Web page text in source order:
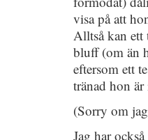
visa på att
Alltså kan ett
bluff (om än
eftersom ett
tränad hon
(Sorry om
Jag har